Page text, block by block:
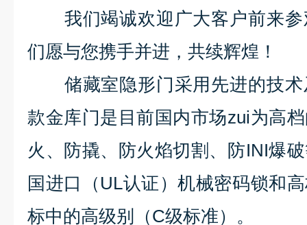
我们竭诚欢迎广大客户前来参
们愿与您携手并进，共续辉煌！
储藏室隐形门采用先进的技术
款金库门是目前国内市场zui为高
火、防撬、防火焰切割、防INI爆
国进口（ UL认证）机械密码锁和
标中的高级别（C级标准）。